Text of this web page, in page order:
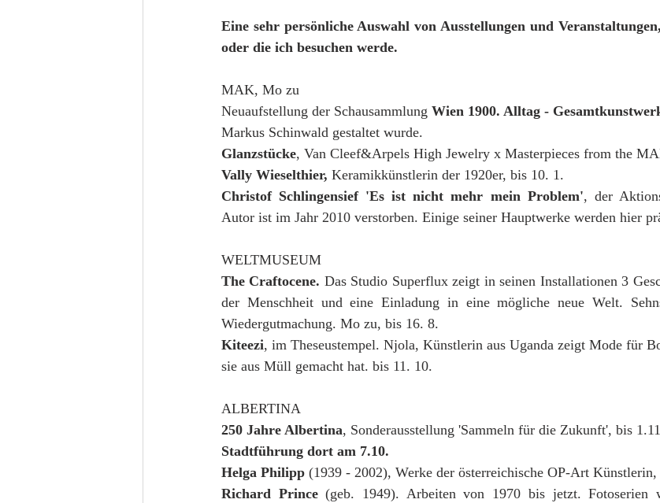
Eine sehr persönliche Auswahl von Ausstellungen und
oder die ich besuchen werde.
MAK, Mo zu
Neuaufstellung der Schausammlung Wien 1900. Alltag -
Markus Schinwald gestaltet wurde.
Glanzstücke, Van Cleef&Arpels High Jewelry x Masterpieces from the
Vally Wieselthier, Keramikkünstlerin der 1920er, bis 10. 1.
Christof Schlingensief 'Es ist nicht mehr mein Problem', der
Autor ist im Jahr 2010 verstorben. Einige seiner Hauptwerke werden hier
WELTMUSEUM
The Craftocene. Das Studio Superflux zeigt in seinen Installationen 3
der Menschheit und eine Einladung in eine mögliche neue Welt.
Wiedergutmachung. Mo zu, bis 16. 8.
Kiteezi, im Theseustempel. Njola, Künstlerin aus Uganda zeigt Mode für
sie aus Müll gemacht hat. bis 11. 10.
ALBERTINA
250 Jahre Albertina, Sonderausstellung 'Sammeln für die Zukunft', bis
Stadtführung dort am 7.10.
Helga Philipp (1939 - 2002), Werke der österreichische OP-Art
Richard Prince (geb. 1949). Arbeiten von 1970 bis jetzt. Fotoserien